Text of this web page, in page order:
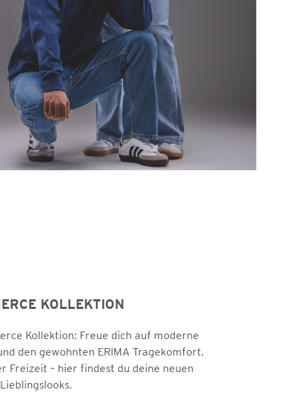
KOLLEKTION
Kollektion: Freue dich auf moderne
den gewohnten ERIMA Tragekomfort.
Freizeit – hier findest du deine neuen
Lieblingslooks.